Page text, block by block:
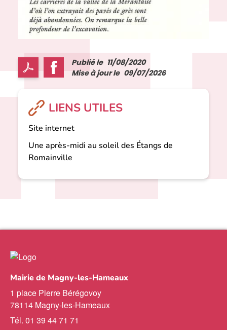
Publié le 11/08/2020
Mise à jour le 09/07/2026
LIENS UTILES
Site internet
Une après-midi au soleil des Étangs de
Romainville
Mairie de Magny-les-Hameaux
1 place Pierre Bérégovoy
78114 Magny-les-Hameaux
Tél. 01 39 44 71 71